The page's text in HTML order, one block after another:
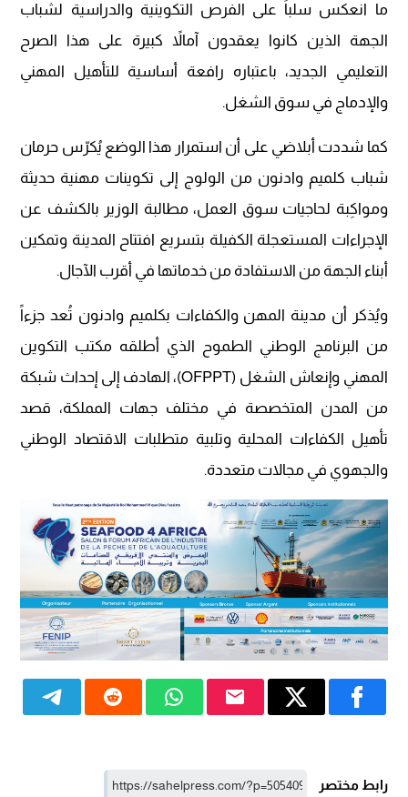
ما انعكس سلباً على الفرص التكوينية والدراسية لشباب
الجهة الذين كانوا يعقدون آمالاً كبيرة على هذا الصرح
التعليمي الجديد، باعتباره رافعة أساسية للتأهيل المهني
والإدماج في سوق الشغل.
كما شددت أبلاضي على أن استمرار هذا الوضع يُكرّس حرمان
شباب كلميم وادنون من الولوج إلى تكوينات مهنية حديثة
ومواكِبة لحاجيات سوق العمل، مطالبة الوزير بالكشف عن
الإجراءات المستعجلة الكفيلة بتسريع افتتاح المدينة وتمكين
أبناء الجهة من الاستفادة من خدماتها في أقرب الآجال.
ويُذكر أن مدينة المهن والكفاءات بكلميم وادنون تُعد جزءاً
من البرنامج الوطني الطموح الذي أطلقه مكتب التكوين
المهني وإنعاش الشغل (OFPPT)، الهادف إلى إحداث شبكة
من المدن المتخصصة في مختلف جهات المملكة، قصد
تأهيل الكفاءات المحلية وتلبية متطلبات الاقتصاد الوطني
والجهوي في مجالات متعددة.
رابط مختصر